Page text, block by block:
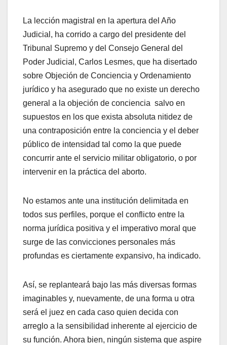
La lección magistral en la apertura del Año
Judicial, ha corrido a cargo del presidente del
Tribunal Supremo y del Consejo General del
Poder Judicial, Carlos Lesmes, que ha disertado
sobre Objeción de Conciencia y Ordenamiento
jurídico y ha asegurado que no existe un derecho
general a la objeción de conciencia  salvo en
supuestos en los que exista absoluta nitidez de
una contraposición entre la conciencia y el deber
público de intensidad tal como la que puede
concurrir ante el servicio militar obligatorio, o por
intervenir en la práctica del aborto.
No estamos ante una institución delimitada en
todos sus perfiles, porque el conflicto entre la
norma jurídica positiva y el imperativo moral que
surge de las convicciones personales más
profundas es ciertamente expansivo, ha indicado.
Así, se replanteará bajo las más diversas formas
imaginables y, nuevamente, de una forma u otra
será el juez en cada caso quien decida con
arreglo a la sensibilidad inherente al ejercicio de
su función. Ahora bien, ningún sistema que aspire